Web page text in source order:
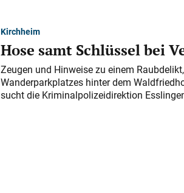
Kirchheim
Hose samt Schlüssel bei
Zeugen und Hinweise zu einem
Wanderparkplatzes hinter dem
sucht die Kriminalpolizeidirektion